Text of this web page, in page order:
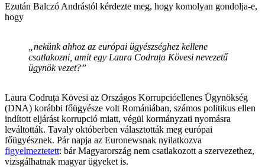
Ezután Balczó Andrástól kérdezte meg, hogy komolyan gondolja-e,
hogy
„nekünk ahhoz az európai ügyészséghez kellene
csatlakozni, amit egy Laura Codruța Kövesi nevezetű
ügynök vezet?”
Laura Codruța Kövesi az Országos Korrupcióellenes Ügynökség
(DNA) korábbi főügyésze volt Romániában, számos politikus ellen
indított eljárást korrupció miatt, végül kormányzati nyomásra
leváltották. Tavaly októberben választották meg európai
főügyésznek. Pár napja az Euronewsnak nyilatkozva
figyelmeztetett: bár Magyarország nem csatlakozott a szervezethez,
vizsgálhatnak magyar ügyeket is.